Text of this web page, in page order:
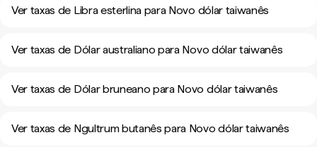
Ver taxas de Libra esterlina para Novo dólar taiwanês
Ver taxas de Dólar australiano para Novo dólar taiwanês
Ver taxas de Dólar bruneano para Novo dólar taiwanês
Ver taxas de Ngultrum butanês para Novo dólar taiwanês